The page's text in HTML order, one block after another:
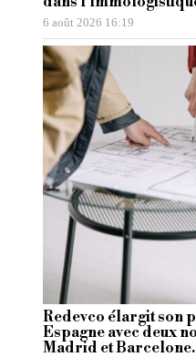
6 août 2026 16:19
Redevco élargit son
Espagne avec deux
Madrid et Barcelone.